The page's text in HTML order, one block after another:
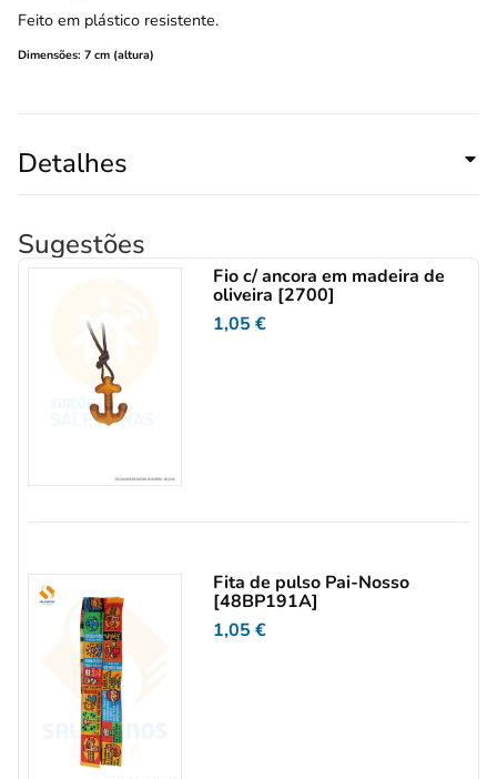
Feito em plástico resistente.
Dimensões: 7 cm (altura)
Detalhes
Sugestões
Fio c/ ancora em madeira de
oliveira [2700]
1,05€
Fita de pulso Pai-Nosso
[48BP191A]
1,05€